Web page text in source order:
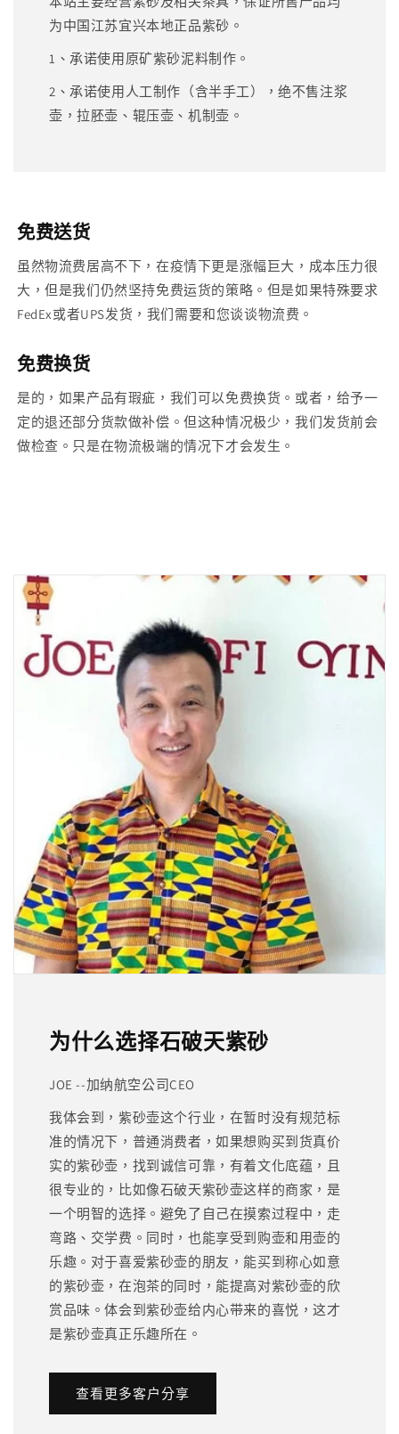
为中国江苏宜兴本地正品紫砂。
1、承诺使用原矿紫砂泥料制作。
2、承诺使用人工制作（含半手工），绝不售注浆
壶，拉胚壶、辊压壶、机制壶。
免费送货
虽然物流费居高不下，在疫情下更是涨幅巨大，成本压力很
大，但是我们仍然坚持免费运货的策略。但是如果特殊要求
FedEx或者UPS发货，我们需要和您谈谈物流费。
免费换货
是的，如果产品有瑕疵，我们可以免费换货。或者，给予一
定的退还部分货款做补偿。但这种情况极少，我们发货前会
做检查。只是在物流极端的情况下才会发生。
为什么选择石破天紫砂
JOE --加纳航空公司CEO
我体会到，紫砂壶这个行业，在暂时没有规范标
准的情况下，普通消费者，如果想购买到货真价
实的紫砂壶，找到诚信可靠，有着文化底蕴，且
很专业的，比如像石破天紫砂壶这样的商家，是
一个明智的选择。避免了自己在摸索过程中，走
弯路、交学费。同时，也能享受到购壶和用壶的
乐趣。对于喜爱紫砂壶的朋友，能买到称心如意
的紫砂壶，在泡茶的同时，能提高对紫砂壶的欣
赏品味。体会到紫砂壶给内心带来的喜悦，这才
是紫砂壶真正乐趣所在。
查看更多客户分享